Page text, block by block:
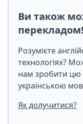
Ви також
перекладом!
Розумієте
технологіях?
нам зробити цю
українською
Як долучитися?